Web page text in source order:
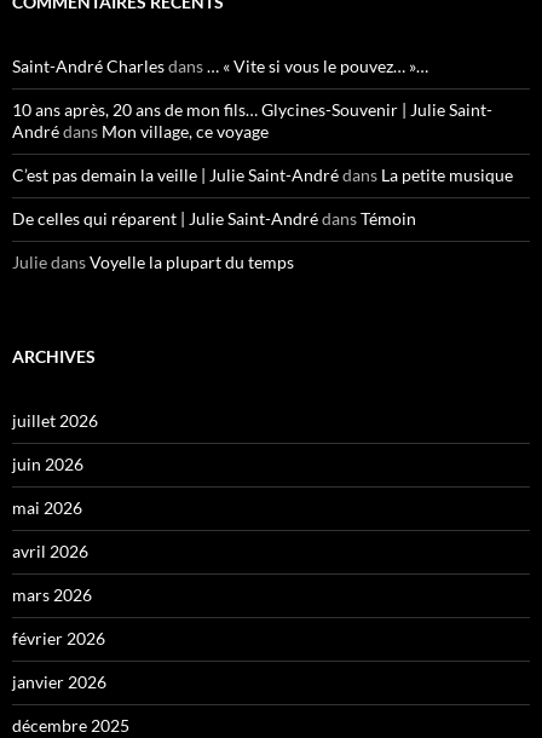
Saint-André Charlesdans… « Vite si vous le pouvez… »…
10 ans après, 20 ans de mon fils… Glycines-Souvenir | Julie Saint-
Andrédans Mon village, ce voyage
C’est pas demain la veille | Julie Saint-Andrédans La petite musique
De celles qui réparent | Julie Saint-AndrédansTémoin
JuliedansVoyelle la plupart du temps
ARCHIVES
juillet 2026
juin 2026
mai 2026
avril 2026
mars 2026
février 2026
janvier 2026
décembre 2025